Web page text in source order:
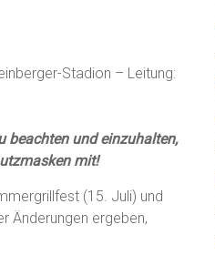
Stadion – Leitung:
beachten und einzuhalten,
mit!
(15. Juli) und
Änderungen ergeben,